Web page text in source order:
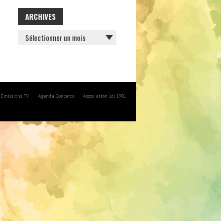
ARCHIVES
ARCHIVES
Émissions TV Agenda Concerts Association Loi 1901